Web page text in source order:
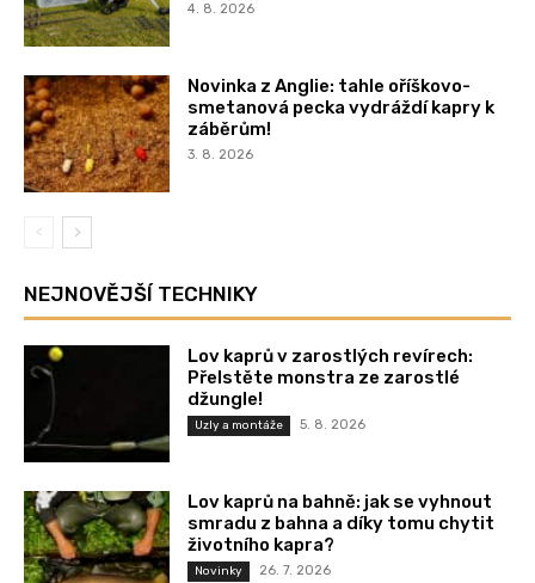
4. 8. 2026
Novinka z Anglie: tahle oříškovo-
smetanová pecka vydráždí kapry k
záběrům!
3. 8. 2026
NEJNOVĚJŠÍ TECHNIKY
Lov kaprů v zarostlých revírech:
Přelstěte monstra ze zarostlé
džungle!
Uzly a montáže 5. 8. 2026
Lov kaprů na bahně: jak se vyhnout
smradu z bahna a díky tomu chytit
životního kapra?
Novinky 26. 7. 2026